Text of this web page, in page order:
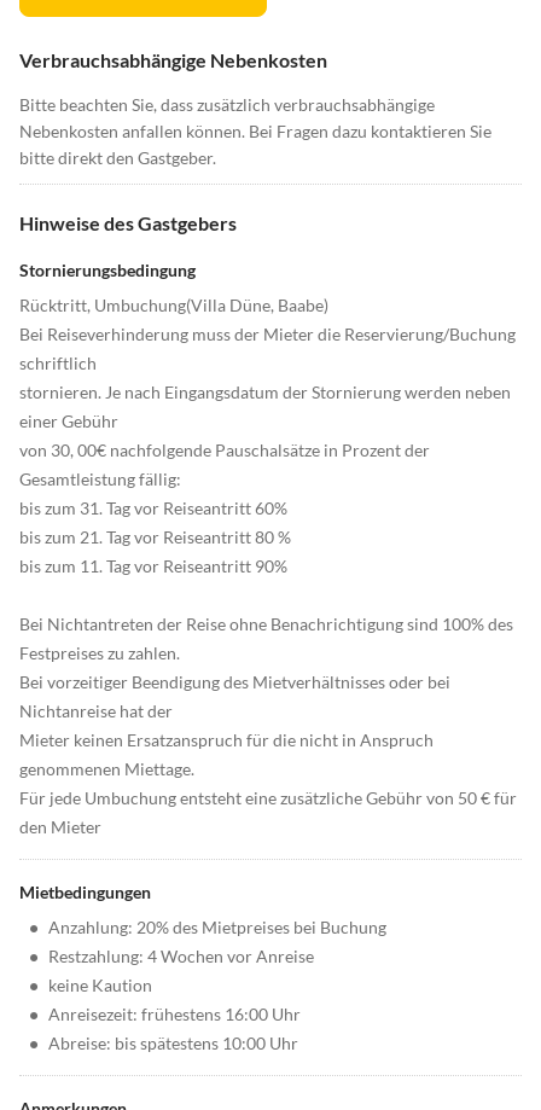
Verbrauchsabhängige Nebenkosten
Bitte beachten Sie, dass zusätzlich verbrauchsabhängige
Nebenkosten anfallen können. Bei Fragen dazu kontaktieren Sie
bitte direkt den Gastgeber.
Hinweise des Gastgebers
Stornierungsbedingung
Rücktritt, Umbuchung(Villa Düne, Baabe)
Bei Reiseverhinderung muss der Mieter die Reservierung/Buchung
schriftlich
stornieren. Je nach Eingangsdatum der Stornierung werden neben
einer Gebühr
von 30, 00€ nachfolgende Pauschalsätze in Prozent der
Gesamtleistung fällig:
bis zum 31. Tag vor Reiseantritt 60%
bis zum 21. Tag vor Reiseantritt 80 %
bis zum 11. Tag vor Reiseantritt 90%
Bei Nichtantreten der Reise ohne Benachrichtigung sind 100% des
Festpreises zu zahlen.
Bei vorzeitiger Beendigung des Mietverhältnisses oder bei
Nichtanreise hat der
Mieter keinen Ersatzanspruch für die nicht in Anspruch
genommenen Miettage.
Für jede Umbuchung entsteht eine zusätzliche Gebühr von 50 € für
den Mieter
Mietbedingungen
• Anzahlung: 20% des Mietpreises bei Buchung
• Restzahlung: 4 Wochen vor Anreise
• keine Kaution
• Anreisezeit: frühestens 16:00 Uhr
• Abreise: bis spätestens 10:00 Uhr